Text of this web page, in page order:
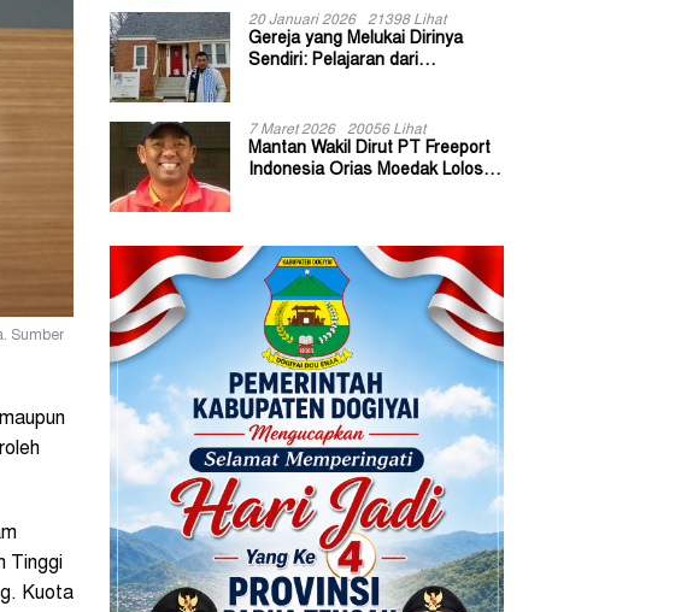
Sumber
Tinggi
Kuota
20 Januari 2026 21398 Lihat
Gereja yang Melukai Dirinya
Sendiri: Pelajaran dari
7 Maret 2026 20056 Lihat
Mantan Wakil Dirut PT Freeport
Indonesia Orias Moedak Lolos